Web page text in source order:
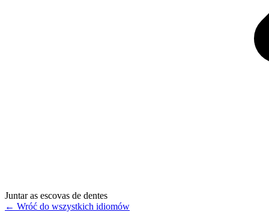
Juntar as escovas de dentes
← Wróć do wszystkich idiomów